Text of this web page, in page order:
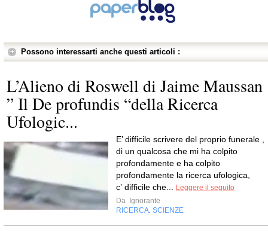
Possono interessarti anche questi articoli :
L’Alieno di Roswell di Jaime Maussan
” Il De profundis “della Ricerca
Ufologic...
E’ difficile scrivere del proprio funerale ,
di un qualcosa che mi ha colpito
profondamente e ha colpito
profondamente la ricerca ufologica,
c’ difficile che...
Leggere il seguito
Da
Ignorante
RICERCA SCIENZE